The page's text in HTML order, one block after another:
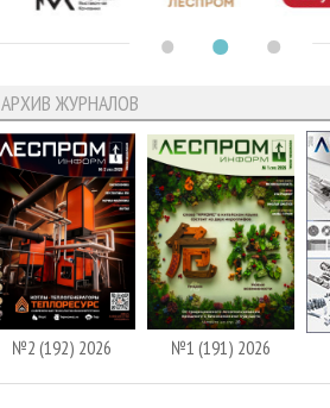
АРХИВ ЖУРНАЛОВ
№2 (192) 2026 №1 (191) 2026